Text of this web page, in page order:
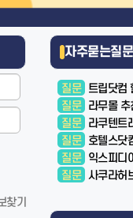
자주묻는질문
질문 트립닷컴
질문 라무몰
질문 라쿠텐트
질문 호텔스닷
질문 익스피디
질문 사쿠라허
찾기